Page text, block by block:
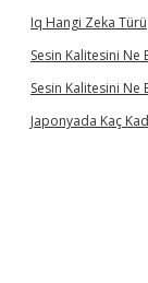
Iq Hangi Zeka Türü
Sesin Kalitesini Ne
Sesin Kalitesini Ne
Japonyada Kaç